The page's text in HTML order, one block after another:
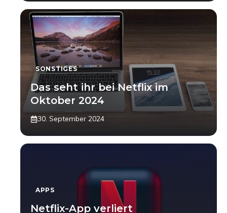
SONSTIGES
Das seht ihr bei Netflix im
Oktober 2024
30. September 2024
APPS
Netflix-App verliert